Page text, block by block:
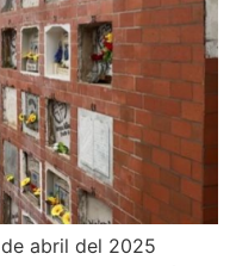
abril del 2025